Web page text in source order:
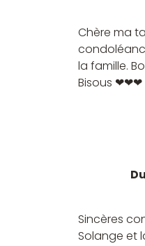
Chère ma
la famille.
Bisous ❤❤❤
Sincères
Solange et